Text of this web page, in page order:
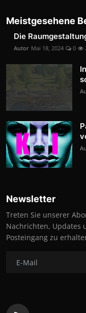
Meistgesehene
Die
Autor Mai 18, 2024 0
Newsletter
Treten Sie unserer
Nachrichten, Updates
Posteingang zu